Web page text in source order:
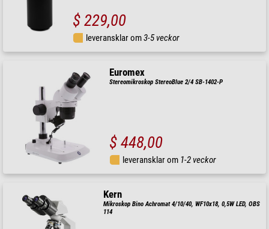
$ 229,00
leveransklar om3-5 veckor
Euromex
Stereomikroskop StereoBlue 2/4 SB-1402-P
$ 448,00
leveransklar om 1-2 veckor
Kern
Mikroskop Bino Achromat 4/10/40, WF10x18, 0,5W LED, OBS
114